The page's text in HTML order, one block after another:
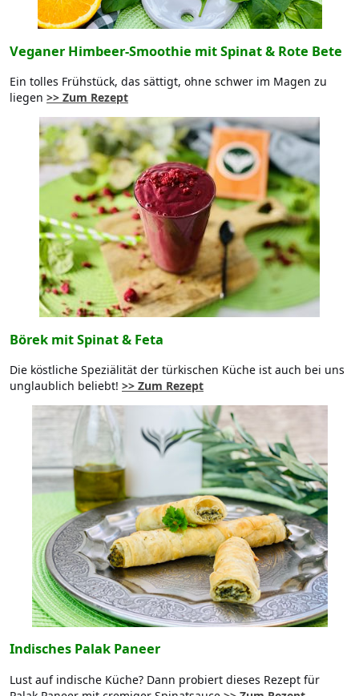
Veganer Himbeer-Smoothie mit Spinat & Rote Bete
Ein tolles Frühstück, das sättigt, ohne schwer im Magen zu
liegen >> Zum Rezept
Börek mit Spinat & Feta
Die köstliche Speziälität der türkischen Küche ist auch bei uns
unglaublich beliebt! >> Zum Rezept
Indisches Palak Paneer
Lust auf indische Küche? Dann probiert dieses Rezept für